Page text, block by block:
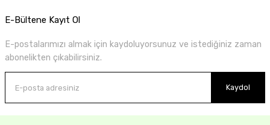
E-Bültene Kayıt Ol
E-postalarımızı almak için kaydoluyorsunuz ve istediğiniz zaman
abonelikten çıkabilirsiniz.
Kaydol